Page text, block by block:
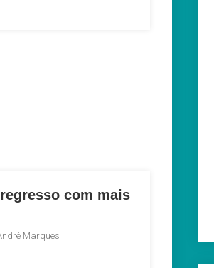
com mais
Marques